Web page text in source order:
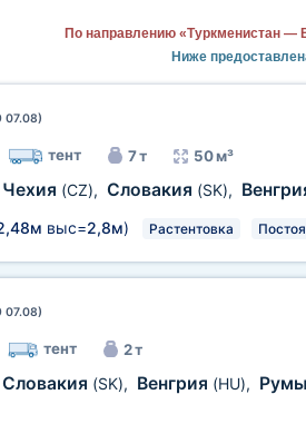
По направлению «Туркменистан —
Ниже
07.08)
тент 7 т 50 м³
Чехия (CZ), Словакия (SK),
выс=2,8м) Растентовка
07.08)
тент 2 т
Словакия (SK), Венгрия (HU),